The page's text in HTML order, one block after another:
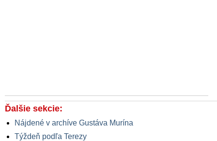
Ďalšie sekcie:
Nájdené v archíve Gustáva Murína
Týždeň podľa Terezy